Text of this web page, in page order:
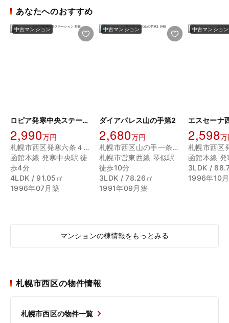
あなたへのおすすめ
中古マンション
ロピア発寒中央ステーション
2,990万円
札幌市西区発寒六条４丁目
函館本線 発寒中央駅 徒
歩4分
4LDK / 91.05㎡
1996年07月築
中古マンション
ダイアパレス山の手第2
2,680万円
札幌市西区山の手一条１丁目
札幌市営東西線 琴似駅
徒歩10分
3LDK / 78.26㎡
1991年09月築
中古マンション
エスセーナ
2,598万
函館本線
3LDK /
1996年10
マンションの棟情報をもっとみる
札幌市西区の物件情報
札幌市西区の物件一覧